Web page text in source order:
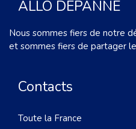
ALLO DÉPANNE
Nous sommes fiers de notre
et sommes fiers de partager
Contacts
Toute la France